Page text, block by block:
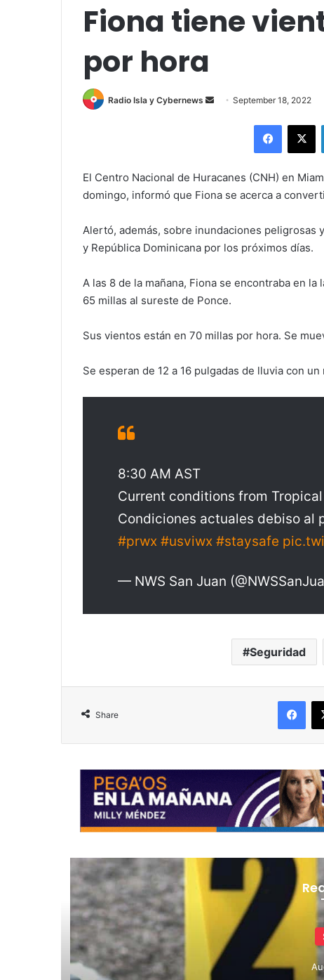
Fiona tiene
por hora
Radio Isla y Cybernews
Send September 18, 2022
Facebook
X
El Centro Nacional de Huracanes (CNH) en
domingo, informó que Fiona se acerca a
Alertó, además, sobre inundaciones
y República Dominicana por los próximos días.
A las 8 de la mañana, Fiona se encontraba en
65 millas al sureste de Ponce.
Sus vientos están en 70 millas por hora. Se
Se esperan de 12 a 16 pulgadas de lluvia con
8:30 AM AST
Current conditions from
Condiciones actuales debiso al
#prwx #usviwx #staysafe
— NWS San Juan
Seguridad
Share